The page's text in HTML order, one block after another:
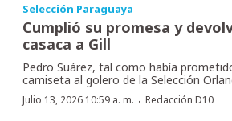
Selección Paraguaya
Cumplió su promesa y
casaca a Gill
Pedro Suárez, tal como había
camiseta al golero de la Selección
Julio 13, 2026 10:59 a. m. · Redacción D10